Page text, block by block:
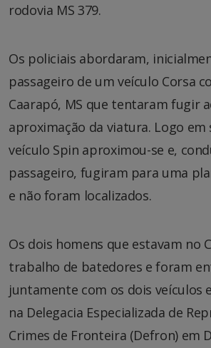
rodovia MS 379.
Os policiais abordaram,
passageiro de um veículo Corsa
Caarapó, MS que tentaram fugir
aproximação da viatura. Logo
veículo Spin aproximou-se e,
passageiro, fugiram para uma
e não foram localizados.
Os dois homens que estavam no
trabalho de batedores e foram
juntamente com os dois veículos
na Delegacia Especializada de
Crimes de Fronteira (Defron) em